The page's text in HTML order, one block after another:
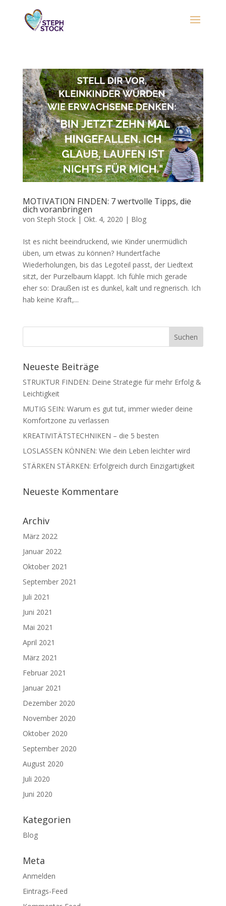
MOTIVATION FINDEN: 7 wertvolle Tipps, die
dich voranbringen
von Steph Stock| Okt. 4, 2020 | Blog
Ist es nicht beeindruckend, wie Kinder unermüdlich
üben, um etwas zu können? Hundertfache
Wiederholungen, bis das Legoteil passt, der Liedtext
sitzt, der Purzelbaum klappt. Ich fühle mich gerade
eher so: Draußen ist es dunkel, kalt und regnerisch. Ich
hab keine Kraft,...
Neueste Beiträge
STRUKTUR FINDEN: Deine Strategie für mehr Erfolg &
Leichtigkeit
MUTIG SEIN: Warum es gut tut, immer wieder deine
Komfortzone zu verlassen
KREATIVITÄTSTECHNIKEN – die 5 besten
LOSLASSEN KÖNNEN: Wie dein Leben leichter wird
STÄRKEN STÄRKEN: Erfolgreich durch Einzigartigkeit
Neueste Kommentare
Archiv
März 2022
Januar 2022
Oktober 2021
September 2021
Juli 2021
Juni 2021
Mai 2021
April 2021
März 2021
Februar 2021
Januar 2021
Dezember 2020
November 2020
Oktober 2020
September 2020
August 2020
Juli 2020
Juni 2020
Kategorien
Blog
Meta
Anmelden
Eintrags-Feed